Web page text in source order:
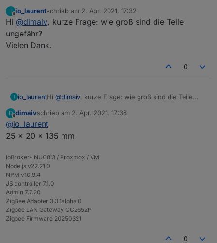
I
Offline
io_laurentschrieb am 2. Apr. 2021, 17:32
zuletzt editiert von
Hi @dimaiv, kurze Frage: wie groß sind die Teile
ungefähr?
Vielen Dank.
0
I io_laurentHi @dimaiv , kurze Frage: wie groß sind die Teile
Vielen Dank.
D
Offline
dimaivschrieb am 2. Apr. 2021, 17:36
zuletzt editiert von
@io_laurent
25 x 20 x 135 mm
ioBroker- NUC8i3 / Proxmox / VM
Node.js v22.21.0
NPM v10.9.4
JS controller 7.1.0
Admin 7.7.20
ZigBee Adapter 3.3.1alpha.0
Zigbee LAN Gateway CC2652P
Zigbee Firmware 20250321
0